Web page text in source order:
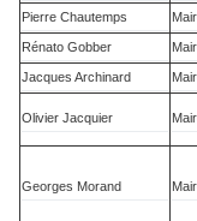
Pierre Chautemps
Rénato Gobber
Jacques Archinard
Olivier Jacquier
Georges Morand